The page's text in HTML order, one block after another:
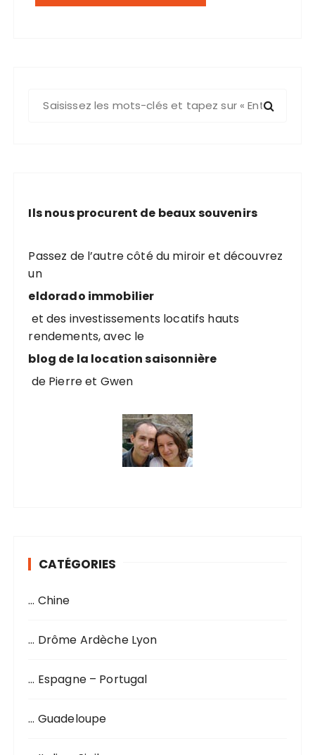
h
p
o
u
:
Ils nous procurent de beaux souvenirs
Passez de l’autre côté du miroir et découvrez
un
eldorado immobilier
et des investissements locatifs hauts
rendements, avec le
blog de la location saisonnière
de Pierre et Gwen
CATÉGORIES
… Chine
… Drôme Ardèche Lyon
… Espagne – Portugal
… Guadeloupe